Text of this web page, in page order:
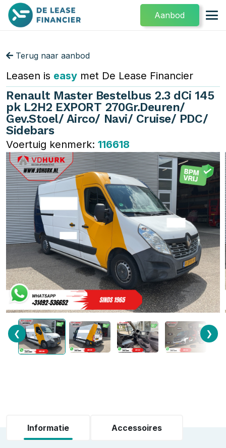
Aanbod
Terug naar aanbod
Leasen is easy met De Lease Financier
Renault Master Bestelbus 2.3 dCi 145
pk L2H2 EXPORT 270Gr.Deuren/
Gev.Stoel/ Airco/ Navi/ Cruise/ PDC/
Sidebars
Voertuig kenmerk: 116618
❮ ❯
Informatie Accessoires